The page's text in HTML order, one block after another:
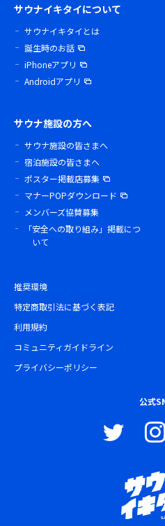
サウナイキタイについて
サウナイキタイとは
誕生時のお話
iPhoneアプリ
Androidアプリ
サウナ施設の方へ
サウナ施設の皆さまへ
宿泊施設の皆さまへ
ポスター掲載店募集
マナーPOPダウンロード
メンバーズ協賛募集
「安全への取り組み」掲載につ
いて
推奨環境
特定商取引法に基づく表記
利用規約
コミュニティガイドライン
プライバシーポリシー
公式